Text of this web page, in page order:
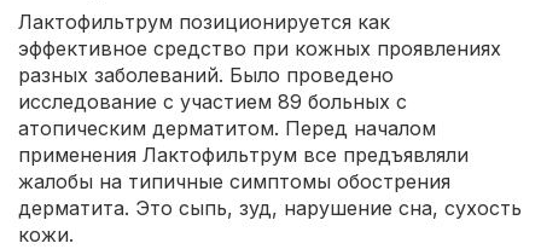
Лактофильтрум позиционируется как
эффективное средство при кожных проявлениях
разных заболеваний. Было проведено
исследование с участием 89 больных с
атопическим дерматитом. Перед началом
применения Лактофильтрум все предъявляли
жалобы на типичные симптомы обострения
дерматита. Это сыпь, зуд, нарушение сна, сухость
кожи.